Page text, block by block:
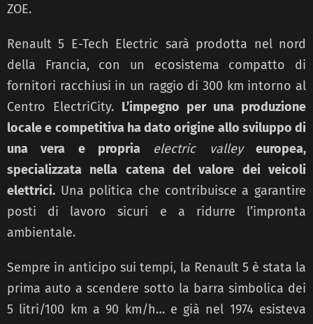
ZOE.
Renault 5 E-Tech Electric sarà prodotta nel nord
della Francia, con un ecosistema compatto di
fornitori racchiusi in un raggio di 300 km intorno al
Centro ElectriCity. L’impegno per una produzione
locale e competitiva ha dato origine allo sviluppo di
una vera e propria electric valleyeuropea,
specializzata nella catena del valore dei veicoli
elettrici. Una politica che contribuisce a garantire
posti di lavoro sicuri e a ridurre l’impronta
ambientale.
Sempre in anticipo sui tempi, la Renault 5 è stata la
prima auto a scendere sotto la barra simbolica dei
5 litri/100 km a 90 km/h… e già nel 1974 esisteva